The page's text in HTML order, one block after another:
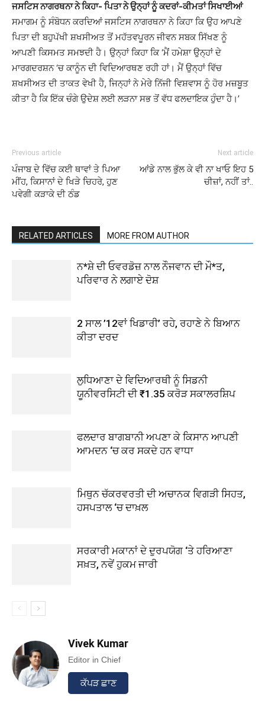
ਜਸਟਿਸ ਨਾਗਰਥਨਾ ਨੇ ਕਿਹਾ- ਪਿਤਾ ਨੇ ਉਨ੍ਹਾਂ ਨੂੰ ਕਦਰਾਂ-ਕੀਮਤਾਂ ਸਿਖਾਈਆਂ
ਸਮਾਗਮ ਨੂੰ ਸੰਬੋਧਨ ਕਰਦਿਆਂ ਜਸਟਿਸ ਨਾਗਰਥਨਾ ਨੇ ਕਿਹਾ ਕਿ ਉਹ ਆਪਣੇ
ਪਿਤਾ ਦੀ ਬਹੁਪੱਖੀ ਸ਼ਖਸੀਅਤ ਤੋਂ ਮਹੱਤਵਪੂਰਨ ਜੀਵਨ ਸਬਕ ਸਿੱਖਣ ਨੂੰ
ਆਪਣੀ ਕਿਸਮਤ ਸਮਝਦੀ ਹੈ। ਉਨ੍ਹਾਂ ਕਿਹਾ ਕਿ ‘ਮੈਂ ਹਮੇਸ਼ਾ ਉਨ੍ਹਾਂ ਦੇ
ਮਾਰਗਦਰਸ਼ਨ ‘ਚ ਕਾਨੂੰਨ ਦੀ ਵਿਦਿਆਰਥਣ ਰਹੀ ਹਾਂ। ਮੈਂ ਉਨ੍ਹਾਂ ਵਿੱਚ
ਸ਼ਖਸੀਅਤ ਦੀ ਤਾਕਤ ਵੇਖੀ ਹੈ, ਜਿਨ੍ਹਾਂ ਨੇ ਮੇਰੇ ਨਿੱਜੀ ਵਿਸ਼ਵਾਸ ਨੂੰ ਹੋਰ ਮਜ਼ਬੂਤ ​​
ਕੀਤਾ ਹੈ ਕਿ ਇੱਕ ਚੰਗੇ ਉਦੇਸ਼ ਲਈ ਲੜਨਾ ਸਭ ਤੋਂ ਵੱਧ ਫਲਦਾਇਕ ਹੁੰਦਾ ਹੈ।’
Previous article
ਪੰਜਾਬ ਦੇ ਵਿੱਚ ਕਈ ਥਾਵਾਂ ਤੇ ਪਿਆ
ਮੀਂਹ, ਕਿਸਾਨਾਂ ਦੇ ਖਿੜੇ ਚਿਹਰੇ, ਹੁਣ
ਪਵੇਗੀ ਕੜਾਕੇ ਦੀ ਠੰਡ
Next article
ਆਂਡੇ ਨਾਲ ਭੁੱਲ ਕੇ ਵੀ ਨਾ ਖਾਓ ਇਹ 5
ਚੀਜ਼ਾਂ, ਨਹੀਂ ਤਾਂ..
RELATED ARTICLES MORE FROM AUTHOR
ਨ*ਸ਼ੇ ਦੀ ਓਵਰਡੋਜ਼ ਨਾਲ ਨੌਜਵਾਨ ਦੀ ਮੌ*ਤ,
ਪਰਿਵਾਰ ਨੇ ਲਗਾਏ ਦੋਸ਼
2 ਸਾਲ ’12ਵਾਂ ਖਿਡਾਰੀ’ ਰਹੇ, ਰਹਾਣੇ ਨੇ ਬਿਆਨ
ਕੀਤਾ ਦਰਦ
ਲੁਧਿਆਣਾ ਦੇ ਵਿਦਿਆਰਥੀ ਨੂੰ ਸਿਡਨੀ
ਯੂਨੀਵਰਸਿਟੀ ਦੀ ₹1.35 ਕਰੋੜ ਸਕਾਲਰਸ਼ਿਪ
ਫਲਦਾਰ ਬਾਗਬਾਨੀ ਅਪਣਾ ਕੇ ਕਿਸਾਨ ਆਪਣੀ
ਆਮਦਨ ‘ਚ ਕਰ ਸਕਦੇ ਹਨ ਵਾਧਾ
ਮਿਥੁਨ ਚੱਕਰਵਰਤੀ ਦੀ ਅਚਾਨਕ ਵਿਗੜੀ ਸਿਹਤ,
ਹਸਪਤਾਲ ‘ਚ ਦਾਖ਼ਲ
ਸਰਕਾਰੀ ਮਕਾਨਾਂ ਦੇ ਦੁਰਪਯੋਗ ‘ਤੇ ਹਰਿਆਣਾ
ਸਖ਼ਤ, ਨਵੇਂ ਹੁਕਮ ਜਾਰੀ
Vivek Kumar
Editor in Chief
ਕੱਪੜ ਛਾਣ